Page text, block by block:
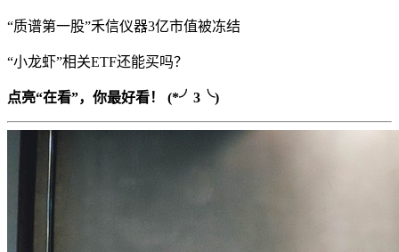
“质谱第一股”禾信仪器3亿市值被冻结
“小龙虾”相关ETF还能买吗？
点亮“在看”，你最好看！ (*╯3╰)